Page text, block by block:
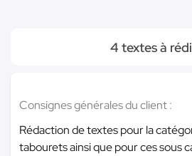
4 textes à
Consignes générales du client :
Rédaction de textes pour la
tabourets ainsi que pour ces sous